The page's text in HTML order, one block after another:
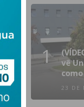
1
vê
23 DE